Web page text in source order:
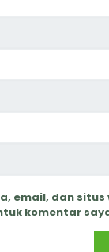
email, dan
komentar